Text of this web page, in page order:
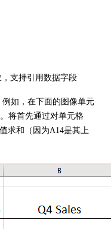
支持引用数据字段
如，在下面的图像单元
将首先通过对单元格
求和（因为A14是其上